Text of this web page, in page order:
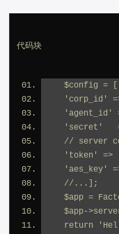
代码块
$config = [
'corp_id' =>
'agent_id'
'secret'
// server
'token' =>
'aes_key' =>
//...];
$app =
$app-
return